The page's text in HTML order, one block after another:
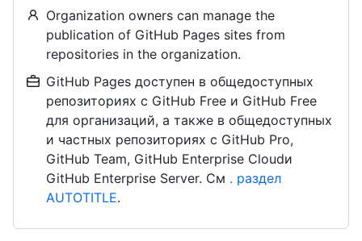
Organization owners can manage the
publication of GitHub Pages sites from
repositories in the organization.
GitHub Pages доступен в общедоступных
репозиториях с GitHub Free и GitHub Free
для организаций, а также в общедоступных
и частных репозиториях с GitHub Pro,
GitHub Team, GitHub Enterprise Cloudи
GitHub Enterprise Server. См . раздел
AUTOTITLE.